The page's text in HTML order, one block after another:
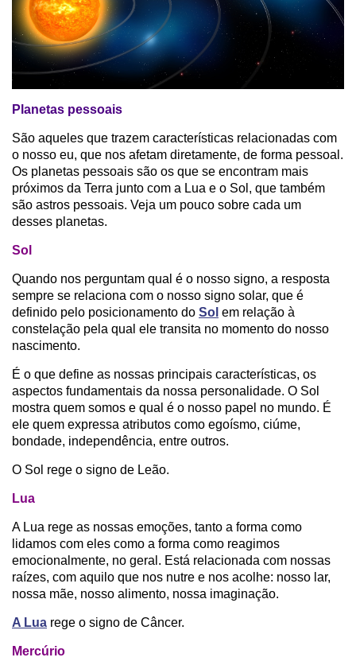
Planetas pessoais
São aqueles que trazem características relacionadas com
o nosso eu, que nos afetam diretamente, de forma pessoal.
Os planetas pessoais são os que se encontram mais
próximos da Terra junto com a Lua e o Sol, que também
são astros pessoais. Veja um pouco sobre cada um
desses planetas.
Sol
Quando nos perguntam qual é o nosso signo, a resposta
sempre se relaciona com o nosso signo solar, que é
definido pelo posicionamento do Sol em relação à
constelação pela qual ele transita no momento do nosso
nascimento.
É o que define as nossas principais características, os
aspectos fundamentais da nossa personalidade. O Sol
mostra quem somos e qual é o nosso papel no mundo. É
ele quem expressa atributos como egoísmo, ciúme,
bondade, independência, entre outros.
O Sol rege o signo de Leão.
Lua
A Lua rege as nossas emoções, tanto a forma como
lidamos com eles como a forma como reagimos
emocionalmente, no geral. Está relacionada com nossas
raízes, com aquilo que nos nutre e nos acolhe: nosso lar,
nossa mãe, nosso alimento, nossa imaginação.
A Lua rege o signo de Câncer.
Mercúrio